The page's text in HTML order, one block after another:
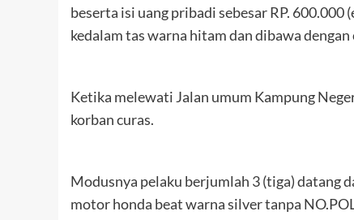
beserta isi uang pribadi sebesar RP.
kedalam tas warna hitam dan dibawa
Ketika melewati Jalan umum Kampung
korban curas.
Modusnya pelaku berjumlah 3 (tiga) datang
motor honda beat warna silver tanpa